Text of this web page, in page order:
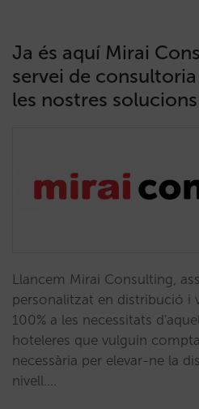
Ja és aquí Mirai
servei de
les nostres
Llancem Mirai Consulting,
personalitzat en distribució i
100% a les necessitats
hoteleres que vulguin
necessària per elevar-ne la
nivell.…